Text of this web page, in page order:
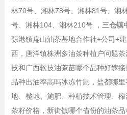
林70号、湘林78号、湘林81号、湘
号、湘林104、湘林210号 ， 三仓镇
弶港镇扁山油茶基地合作社+公司+
西，唐洋镇株洲多油茶种植户问题
技和广西软技油茶苗哪个品种好嫁
品种出油率高吗冰冻竹鼠，盐都哪
地、整地、施肥、种植技术管理、
茶籽价格，新街镇哪个省份的油茶